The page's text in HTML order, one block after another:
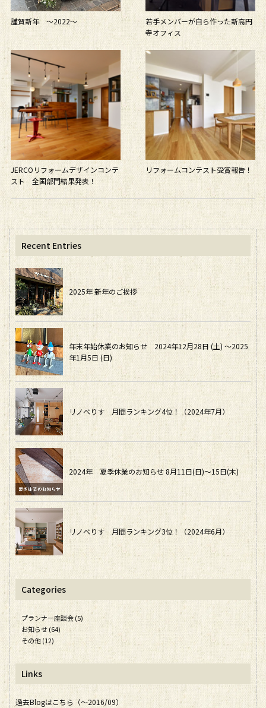
謹賀新年 〜2022〜
若手メンバーが自ら作った新高円
寺オフィス
JERCOリフォームデザインコンテ
スト 全国部門結果発表！
リフォームコンテスト受賞報告！
Recent Entries
2025年 新年のご挨拶
年末年始休業のお知らせ 2024年12月28日 (土) ～2025
年1月5日 (日)
リノベりす 月間ランキング4位！（2024年7月）
2024年 夏季休業のお知らせ 8月11日(日)～15日(木)
リノベりす 月間ランキング3位！（2024年6月）
Categories
プランナー座談会 (5)
お知らせ (64)
その他 (12)
Links
過去Blogはこちら（～2016/09）